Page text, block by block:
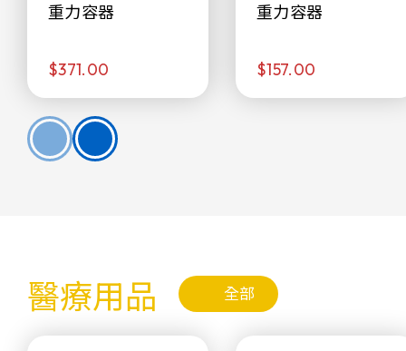
重力容器
$371.00
重力容器
$157.00
醫療用品 全部